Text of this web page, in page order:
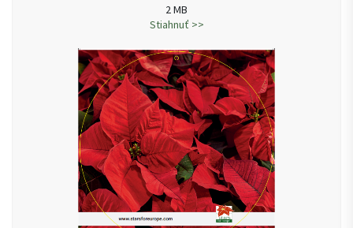
2 MB
Stiahnuť >>